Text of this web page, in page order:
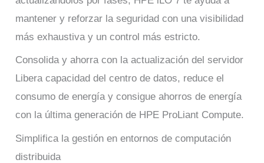
mantener y reforzar la seguridad con una visibilidad
más exhaustiva y un control más estricto.
Consolida y ahorra con la actualización del servidor
Libera capacidad del centro de datos, reduce el
consumo de energía y consigue ahorros de energía
con la última generación de HPE ProLiant Compute.
Simplifica la gestión en entornos de computación
distribuida